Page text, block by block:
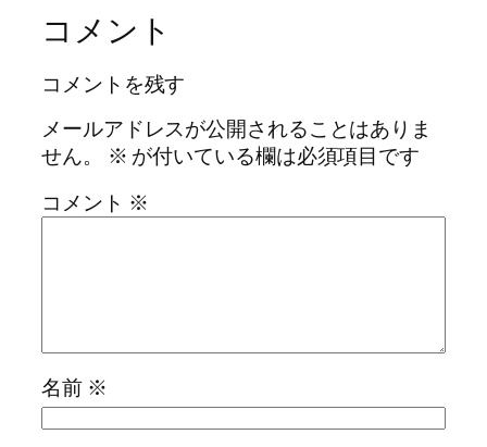
コメント
コメントを残す
メールアドレスが公開されることはありま
せん。
※ が付いている欄は必須項目です
コメント ※
名前 ※